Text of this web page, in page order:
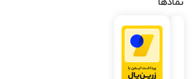
نمادها